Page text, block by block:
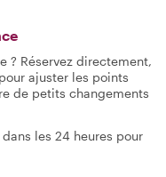
? Réservez directement,
ajuster les points
de petits changements
les 24 heures pour